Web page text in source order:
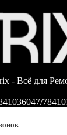
- Всё для